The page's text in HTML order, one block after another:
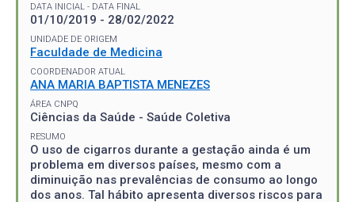
DATA INICIAL - DATA FINAL
01/10/2019 - 28/02/2022
UNIDADE DE ORIGEM
Faculdade de Medicina
COORDENADOR ATUAL
ANA MARIA BAPTISTA MENEZES
ÁREA CNPQ
Ciências da Saúde - Saúde Coletiva
RESUMO
O uso de cigarros durante a gestação ainda é um
problema em diversos países, mesmo com a
diminuição nas prevalências de consumo ao longo
dos anos. Tal hábito apresenta diversos riscos para